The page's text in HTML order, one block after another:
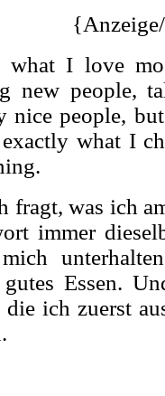
I love
new people,
nice people,
what I
fragt, was ich
immer
mich
Essen.
die ich zuerst